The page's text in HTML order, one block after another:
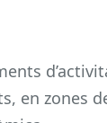
en zones